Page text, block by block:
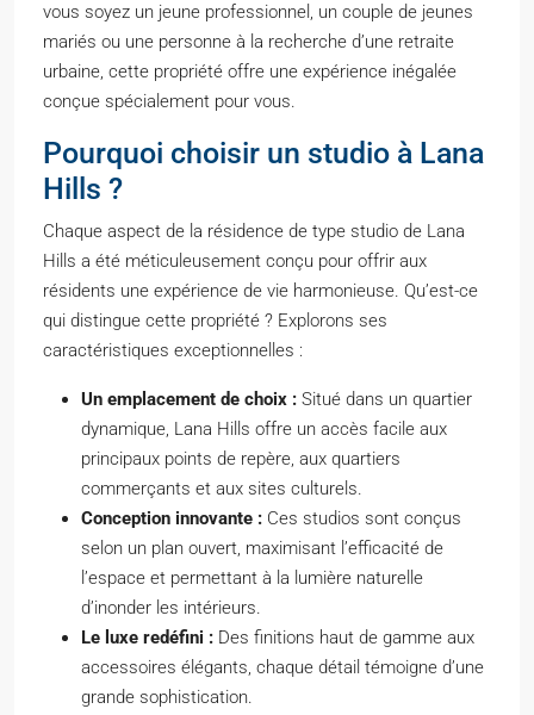
vous soyez un jeune professionnel, un couple de jeunes
mariés ou une personne à la recherche d’une retraite
urbaine, cette propriété offre une expérience inégalée
conçue spécialement pour vous.
Pourquoi choisir un studio à Lana
Hills ?
Chaque aspect de la résidence de type studio de Lana
Hills a été méticuleusement conçu pour offrir aux
résidents une expérience de vie harmonieuse. Qu’est-ce
qui distingue cette propriété ? Explorons ses
caractéristiques exceptionnelles :
Un emplacement de choix : Situé dans un quartier
dynamique, Lana Hills offre un accès facile aux
principaux points de repère, aux quartiers
commerçants et aux sites culturels.
Conception innovante : Ces studios sont conçus
selon un plan ouvert, maximisant l’efficacité de
l’espace et permettant à la lumière naturelle
d’inonder les intérieurs.
Le luxe redéfini : Des finitions haut de gamme aux
accessoires élégants, chaque détail témoigne d’une
grande sophistication.